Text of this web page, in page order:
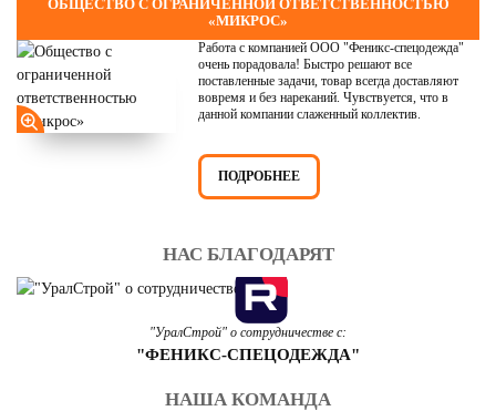
ОБЩЕСТВО С ОГРАНИЧЕННОЙ ОТВЕТСТВЕННОСТЬЮ
«МИКРОС»
Работа с компанией ООО "Феникс-спецодежда"
очень порадовала! Быстро решают все
поставленные задачи, товар всегда доставляют
вовремя и без нареканий. Чувствуется, что в
данной компании слаженный коллектив.
ПОДРОБНЕЕ
НАС БЛАГОДАРЯТ
"УралСтрой" о сотрудничестве с:
"ФЕНИКС-СПЕЦОДЕЖДА"
НАША КОМАНДА